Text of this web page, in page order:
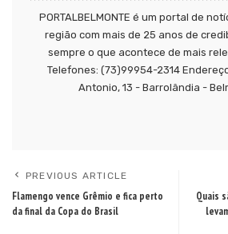
PORTALBELMONTE é um portal de
região com mais de 25 anos de
sempre o que acontece de mais
Telefones: (73)99954-2314
Antonio, 13 - Barrolândia -
PREVIOUS ARTICLE
Flamengo vence Grêmio e fica perto
da final da Copa do Brasil
Quais